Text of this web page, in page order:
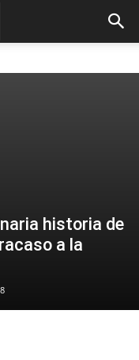
historia de
a la